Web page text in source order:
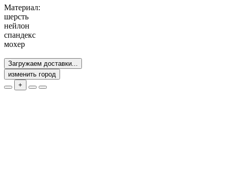
Материал:
шерсть
нейлон
спандекс
мохер
Загружаем доставки...
изменить город
+